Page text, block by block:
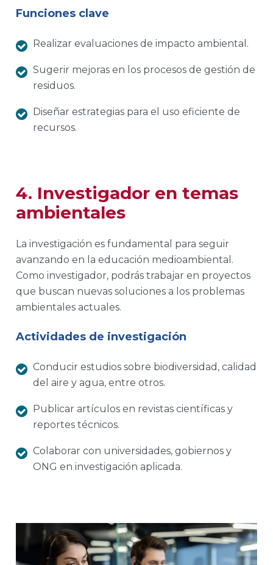
Funciones clave
Realizar evaluaciones de impacto ambiental.
Sugerir mejoras en los procesos de gestión de
residuos.
Diseñar estrategias para el uso eficiente de
recursos.
4. Investigador en temas
ambientales
La investigación es fundamental para seguir
avanzando en la educación medioambiental.
Como investigador, podrás trabajar en proyectos
que buscan nuevas soluciones a los problemas
ambientales actuales.
Actividades de investigación
Conducir estudios sobre biodiversidad, calidad
del aire y agua, entre otros.
Publicar artículos en revistas científicas y
reportes técnicos.
Colaborar con universidades, gobiernos y
ONG en investigación aplicada.